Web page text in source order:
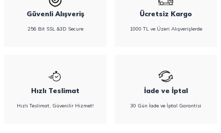
Güvenli Alışveriş
256 Bit SSL &3D Secure
Ücretsiz Kargo
1000 TL ve Üzeri Alışverişlerde
Hızlı Teslimat
Hızlı Teslimat, Güvenilir Hizmet!
İade ve İptal
30 Gün İade ve İptal Garantisi